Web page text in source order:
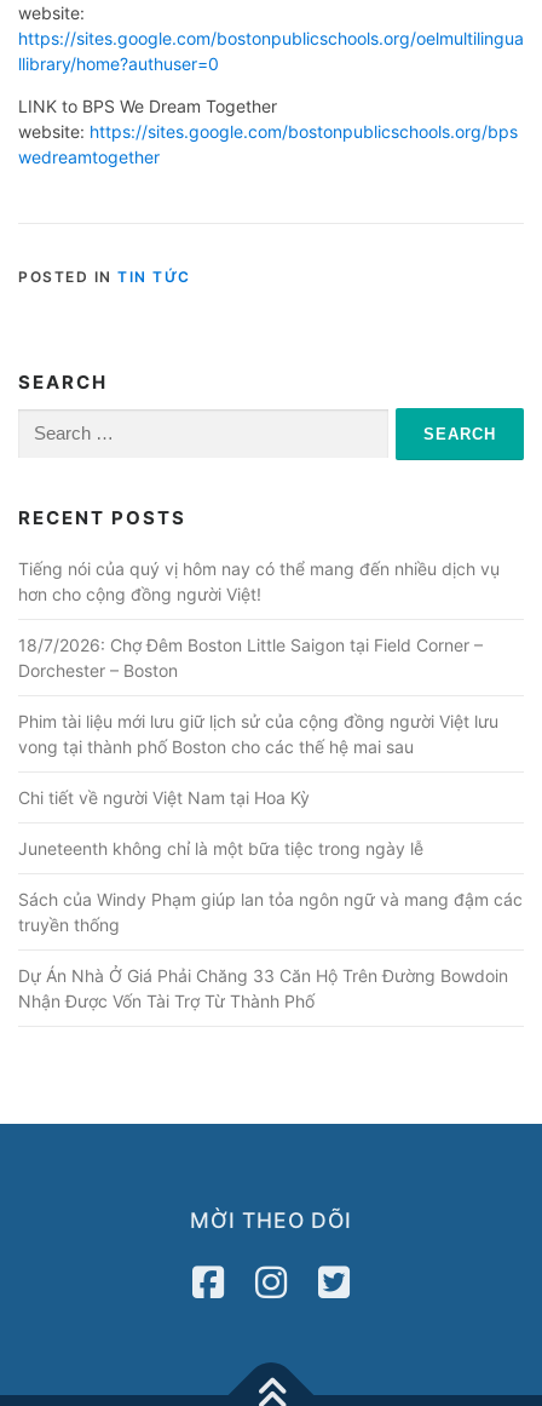
website:
https://sites.google.com/bostonpublicschools.org/oelmultilingua
llibrary/home?authuser=0
LINK to BPS We Dream Together
website: https://sites.google.com/bostonpublicschools.org/bps
wedreamtogether
POSTED IN TIN TỨC
SEARCH
for:
RECENT POSTS
Tiếng nói của quý vị hôm nay có thể mang đến nhiều dịch vụ
hơn cho cộng đồng người Việt!
18/7/2026: Chợ Đêm Boston Little Saigon tại Field Corner –
Dorchester – Boston
Phim tài liệu mới lưu giữ lịch sử của cộng đồng người Việt lưu
vong tại thành phố Boston cho các thế hệ mai sau
Chi tiết về người Việt Nam tại Hoa Kỳ
Juneteenth không chỉ là một bữa tiệc trong ngày lễ
Sách của Windy Phạm giúp lan tỏa ngôn ngữ và mang đậm các
truyền thống
Dự Án Nhà Ở Giá Phải Chăng 33 Căn Hộ Trên Đường Bowdoin
Nhận Được Vốn Tài Trợ Từ Thành Phố
MỜI THEO DÕI